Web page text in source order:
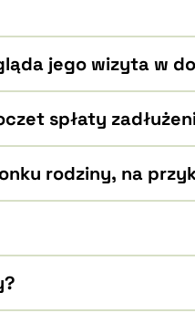
jego wizyta w
spłaty
rodziny, na